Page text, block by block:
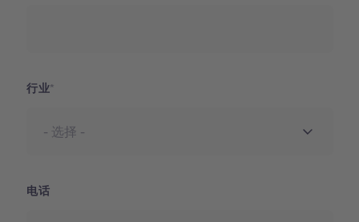
行业
电话